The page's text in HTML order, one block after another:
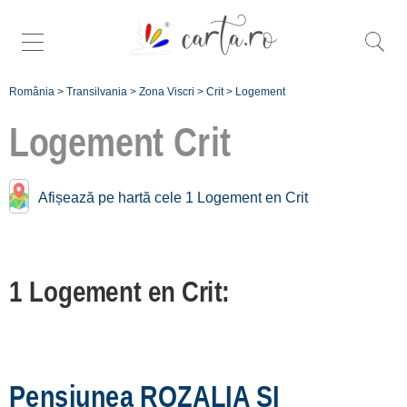
România > Transilvania > Zona Viscri > Crit> Logement
Logement Crit
Afișează pe hartă cele 1 Logement en Crit
1 Logement en Crit:
Pensiunea ROZALIA SI
despre C A R T A